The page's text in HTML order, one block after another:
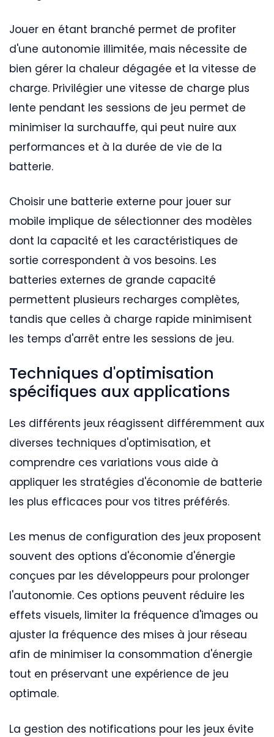
Jouer en étant branché permet de profiter
d'une autonomie illimitée, mais nécessite de
bien gérer la chaleur dégagée et la vitesse de
charge. Privilégier une vitesse de charge plus
lente pendant les sessions de jeu permet de
minimiser la surchauffe, qui peut nuire aux
performances et à la durée de vie de la
batterie.
Choisir une batterie externe pour jouer sur
mobile implique de sélectionner des modèles
dont la capacité et les caractéristiques de
sortie correspondent à vos besoins. Les
batteries externes de grande capacité
permettent plusieurs recharges complètes,
tandis que celles à charge rapide minimisent
les temps d'arrêt entre les sessions de jeu.
Techniques d'optimisation
spécifiques aux applications
Les différents jeux réagissent différemment aux
diverses techniques d'optimisation, et
comprendre ces variations vous aide à
appliquer les stratégies d'économie de batterie
les plus efficaces pour vos titres préférés.
Les menus de configuration des jeux proposent
souvent des options d'économie d'énergie
conçues par les développeurs pour prolonger
l'autonomie. Ces options peuvent réduire les
effets visuels, limiter la fréquence d'images ou
ajuster la fréquence des mises à jour réseau
afin de minimiser la consommation d'énergie
tout en préservant une expérience de jeu
optimale.
La gestion des notifications pour les jeux évite